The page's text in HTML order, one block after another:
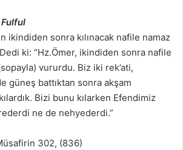
ikindiden sonra kılınacak nafile namaz
ki: “Hz.Ömer, ikindiden sonra nafile
vururdu. Biz iki rek’ati,
güneş battıktan sonra akşam
Bizi bunu kılarken Efendimiz
ne de nehyederdi.”
302, (836)